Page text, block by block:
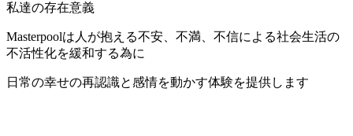
私達の存在意義
Masterpoolは人が抱える不安、不満、不信による社会生活の
不活性化を緩和する為に
日常の幸せの再認識と感情を動かす体験を提供します